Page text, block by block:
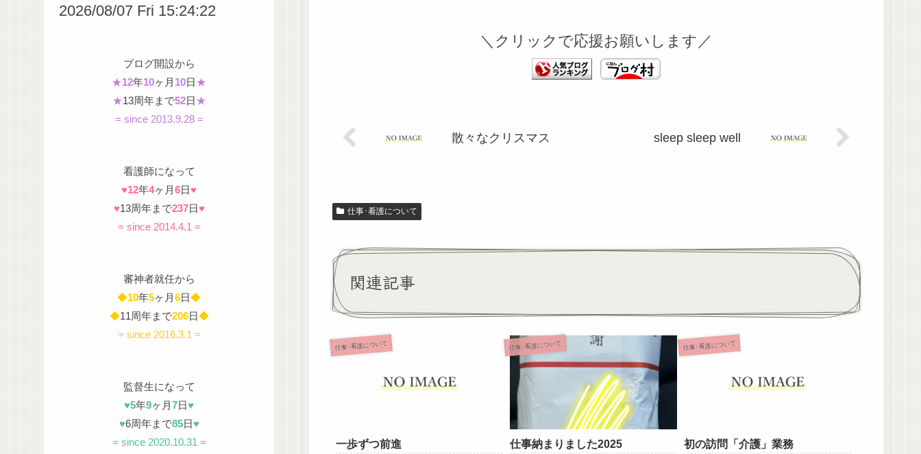
＼クリックで応援お願いします／
散々なクリスマス sleep sleep well
仕事･看護について
関連記事
仕事･看護について
一歩ずつ前進
仕事･看護について
仕事納まりました2025
仕事･看護について
初の訪問「介護」業務
2026/08/07 Fri 15:24:23
ブログ開設から
★12年10ヶ月 10日★
★13周年まで52日★
= since 2013.9.28 =
看護師になって
♥12年4ヶ月6日♥
♥13周年まで237日♥
= since 2014.4.1 =
審神者就任から
◆10年5ヶ月6日◆
◆11周年まで206日◆
= since 2016.3.1 =
監督生になって
♥5年9ヶ月7日♥
♥6周年まで85日♥
= since 2020.10.31 =